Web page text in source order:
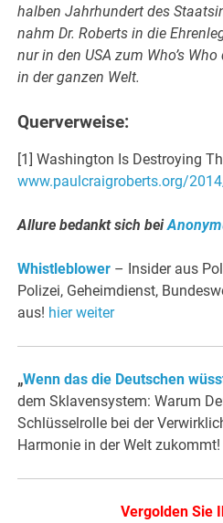
halben Jahrhundert des
nahm Dr. Roberts in die
nur in den USA zum Who’s
in der ganzen Welt.
Querverweise:
[1] Washington Is Destroying
www.paulcraigroberts.org/
Allure bedankt sich bei
Whistleblower – Insider aus
Polizei, Geheimdienst,
aus! hier weiter
„Wenn das die Deutschen
dem Sklavensystem: Warum
Schlüsselrolle bei der
Harmonie in der Welt zukommt!
Vergolden Sie